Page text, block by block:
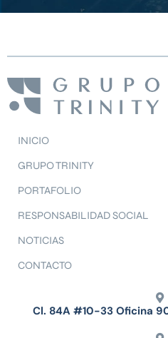
INICIO
GRUPO TRINITY
PORTAFOLIO
RESPONSABILIDAD SOCIAL
NOTICIAS
CONTACTO
Cl. 84A #10-33 Oficina